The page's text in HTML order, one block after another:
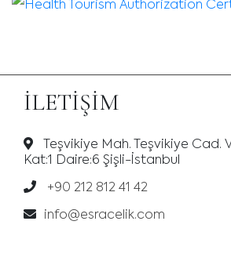
İLETIŞIM
Teşvikiye Mah. Teşvikiye Cad.
Kat:1 Daire:6 Şişli-İstanbul
+90 212 812 41 42
info@esracelik.com